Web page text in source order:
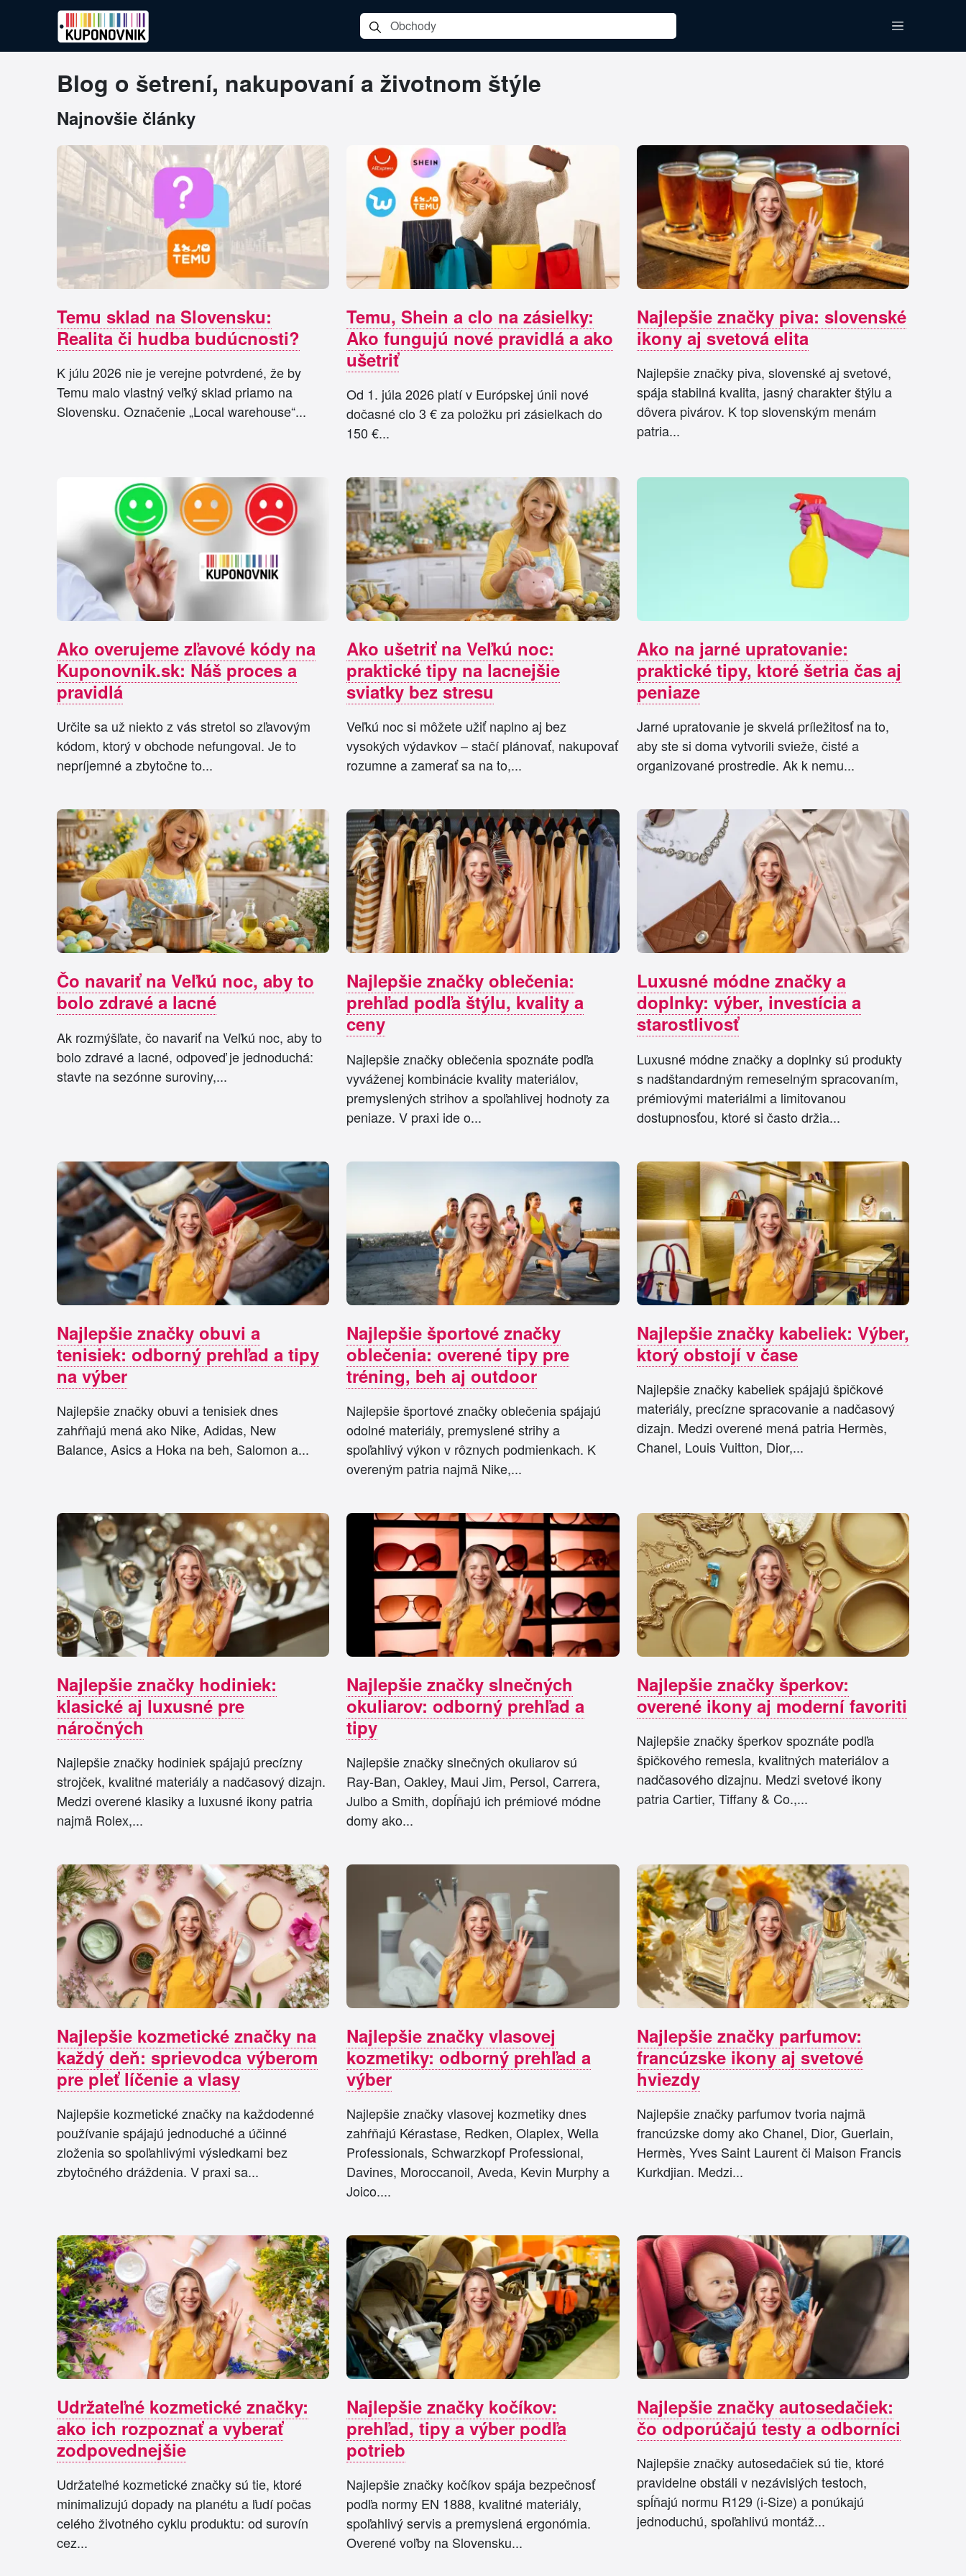
Blog o šetrení, nakupovaní a životnom štýle
Najnovšie články
Temu sklad na Slovensku:
Realita či hudba budúcnosti?
K júlu 2026 nie je verejne potvrdené, že by
Temu malo vlastný veľký sklad priamo na
Slovensku. Označenie „Local warehouse“...
Temu, Shein a clo na zásielky:
Ako fungujú nové pravidlá a ako
ušetriť
Od 1. júla 2026 platí v Európskej únii nové
dočasné clo 3 € za položku pri zásielkach do
150 €...
Najlepšie značky piva: slovenské
ikony aj svetová elita
Najlepšie značky piva, slovenské aj svetové,
spája stabilná kvalita, jasný charakter štýlu a
dôvera pivárov. K top slovenským menám
patria...
Ako overujeme zľavové kódy na
Kuponovnik.sk: Náš proces a
pravidlá
Určite sa už niekto z vás stretol so zľavovým
kódom, ktorý v obchode nefungoval. Je to
nepríjemné a zbytočne to...
Ako ušetriť na Veľkú noc:
praktické tipy na lacnejšie
sviatky bez stresu
Veľkú noc si môžete užiť naplno aj bez
vysokých výdavkov – stačí plánovať, nakupovať
rozumne a zamerať sa na to,...
Ako na jarné upratovanie:
praktické tipy, ktoré šetria čas aj
peniaze
Jarné upratovanie je skvelá príležitosť na to,
aby ste si doma vytvorili svieže, čisté a
organizované prostredie. Ak k nemu...
Čo navariť na Veľkú noc, aby to
bolo zdravé a lacné
Ak rozmýšľate, čo navariť na Veľkú noc, aby to
bolo zdravé a lacné, odpoveď je jednoduchá:
stavte na sezónne suroviny,...
Najlepšie značky oblečenia:
prehľad podľa štýlu, kvality a
ceny
Najlepšie značky oblečenia spoznáte podľa
vyváženej kombinácie kvality materiálov,
premyslených strihov a spoľahlivej hodnoty za
peniaze. V praxi ide o...
Luxusné módne značky a
doplnky: výber, investícia a
starostlivosť
Luxusné módne značky a doplnky sú produkty
s nadštandardným remeselným spracovaním,
prémiovými materiálmi a limitovanou
dostupnosťou, ktoré si často držia...
Najlepšie značky obuvi a
tenisiek: odborný prehľad a tipy
na výber
Najlepšie značky obuvi a tenisiek dnes
zahŕňajú mená ako Nike, Adidas, New
Balance, Asics a Hoka na beh, Salomon a...
Najlepšie športové značky
oblečenia: overené tipy pre
tréning, beh aj outdoor
Najlepšie športové značky oblečenia spájajú
odolné materiály, premyslené strihy a
spoľahlivý výkon v rôznych podmienkach. K
overeným patria najmä Nike,...
Najlepšie značky kabeliek: Výber,
ktorý obstojí v čase
Najlepšie značky kabeliek spájajú špičkové
materiály, precízne spracovanie a nadčasový
dizajn. Medzi overené mená patria Hermès,
Chanel, Louis Vuitton, Dior,...
Najlepšie značky hodiniek:
klasické aj luxusné pre
náročných
Najlepšie značky hodiniek spájajú precízny
strojček, kvalitné materiály a nadčasový dizajn.
Medzi overené klasiky a luxusné ikony patria
najmä Rolex,...
Najlepšie značky slnečných
okuliarov: odborný prehľad a
tipy
Najlepšie značky slnečných okuliarov sú
Ray‑Ban, Oakley, Maui Jim, Persol, Carrera,
Julbo a Smith, dopĺňajú ich prémiové módne
domy ako...
Najlepšie značky šperkov:
overené ikony aj moderní favoriti
Najlepšie značky šperkov spoznáte podľa
špičkového remesla, kvalitných materiálov a
nadčasového dizajnu. Medzi svetové ikony
patria Cartier, Tiffany & Co.,...
Najlepšie kozmetické značky na
každý deň: sprievodca výberom
pre pleť líčenie a vlasy
Najlepšie kozmetické značky na každodenné
používanie spájajú jednoduché a účinné
zloženia so spoľahlivými výsledkami bez
zbytočného dráždenia. V praxi sa...
Najlepšie značky vlasovej
kozmetiky: odborný prehľad a
výber
Najlepšie značky vlasovej kozmetiky dnes
zahŕňajú Kérastase, Redken, Olaplex, Wella
Professionals, Schwarzkopf Professional,
Davines, Moroccanoil, Aveda, Kevin Murphy a
Joico....
Najlepšie značky parfumov:
francúzske ikony aj svetové
hviezdy
Najlepšie značky parfumov tvoria najmä
francúzske domy ako Chanel, Dior, Guerlain,
Hermès, Yves Saint Laurent či Maison Francis
Kurkdjian. Medzi...
Udržateľné kozmetické značky:
ako ich rozpoznať a vyberať
zodpovednejšie
Udržateľné kozmetické značky sú tie, ktoré
minimalizujú dopady na planétu a ľudí počas
celého životného cyklu produktu: od surovín
cez...
Najlepšie značky kočíkov:
prehľad, tipy a výber podľa
potrieb
Najlepšie značky kočíkov spája bezpečnosť
podľa normy EN 1888, kvalitné materiály,
spoľahlivý servis a premyslená ergonómia.
Overené voľby na Slovensku...
Najlepšie značky autosedačiek:
čo odporúčajú testy a odborníci
Najlepšie značky autosedačiek sú tie, ktoré
pravidelne obstáli v nezávislých testoch,
spĺňajú normu R129 (i-Size) a ponúkajú
jednoduchú, spoľahlivú montáž...